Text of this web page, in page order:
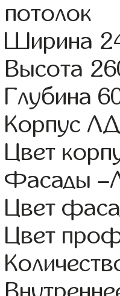
потолок
Ширина
Высота
Глубина
Корпус
Цвет
Фасады
Цвет
Цвет